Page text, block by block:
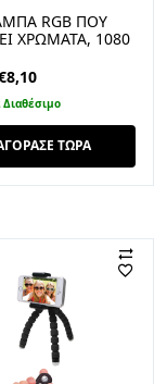
RGB ΠΟΥ
ΧΡΏΜΑΤΑ, 1080
&
E27 12W
8,10Η
τρέχουσα
τιμή
είναι:
€8,10.
ΤΩΡΑ